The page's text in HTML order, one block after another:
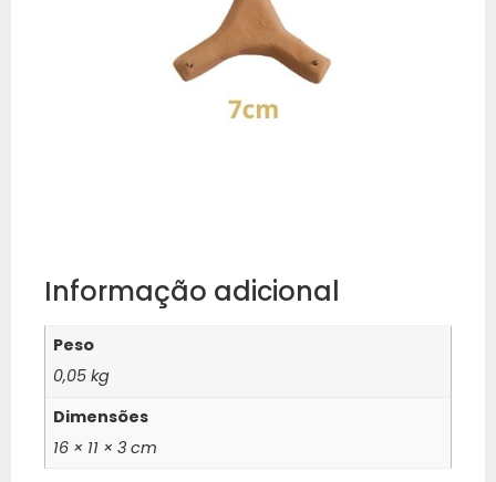
Informação adicional
Peso
0,05 kg
Dimensões
16 × 11 × 3 cm